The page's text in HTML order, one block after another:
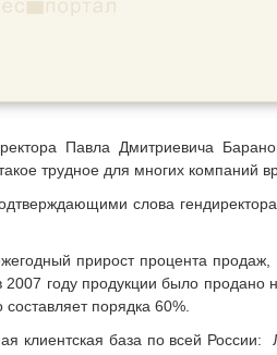
Павла Дмитриевича
трудное для многих компаний
слова
прирост процента
году продукции было
порядка 60%.
клиентская база по всей